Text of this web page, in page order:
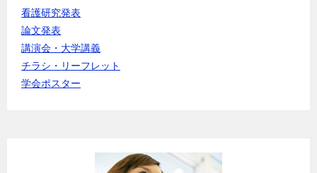
看護研究発表
論文発表
講演会・大学講義
チラシ・リーフレット
学会ポスター